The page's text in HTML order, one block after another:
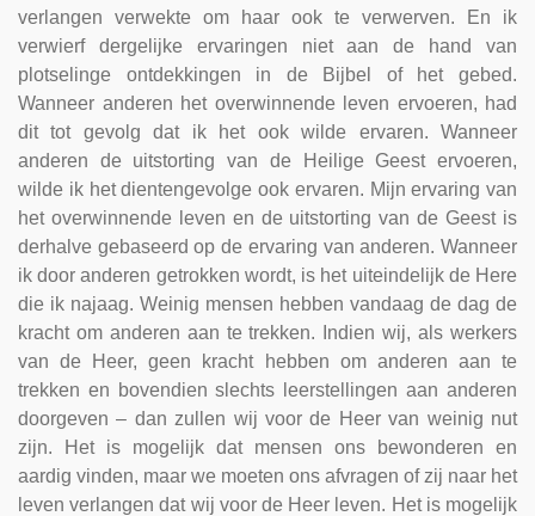
verlangen verwekte om haar ook te verwerven. En ik
verwierf dergelijke ervaringen niet aan de hand van
plotselinge ontdekkingen in de Bijbel of het gebed.
Wanneer anderen het overwinnende leven ervoeren, had
dit tot gevolg dat ik het ook wilde ervaren. Wanneer
anderen de uitstorting van de Heilige Geest ervoeren,
wilde ik het dientengevolge ook ervaren. Mijn ervaring van
het overwinnende leven en de uitstorting van de Geest is
derhalve gebaseerd op de ervaring van anderen. Wanneer
ik door anderen getrokken wordt, is het uiteindelijk de Here
die ik najaag. Weinig mensen hebben vandaag de dag de
kracht om anderen aan te trekken. Indien wij, als werkers
van de Heer, geen kracht hebben om anderen aan te
trekken en bovendien slechts leerstellingen aan anderen
doorgeven – dan zullen wij voor de Heer van weinig nut
zijn. Het is mogelijk dat mensen ons bewonderen en
aardig vinden, maar we moeten ons afvragen of zij naar het
leven verlangen dat wij voor de Heer leven. Het is mogelijk